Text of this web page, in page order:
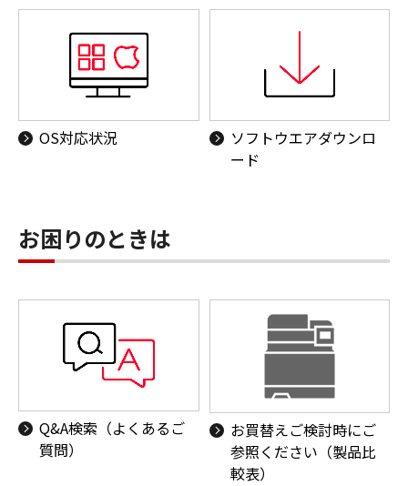
OS対応状況
ソフトウエアダウンロ
ード
お困りのときは
Q&A検索（よくあるご
質問）
お買替えご検討時にご
参照ください（製品比
較表）